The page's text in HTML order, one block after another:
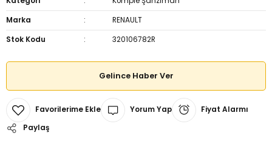
Marka
RENAULT
Stok Kodu
320106782R
Gelince Haber Ver
Yorum Yap
Fiyat Alarmı
Paylaş